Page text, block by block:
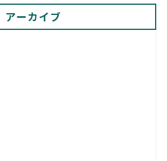
アーカイブ